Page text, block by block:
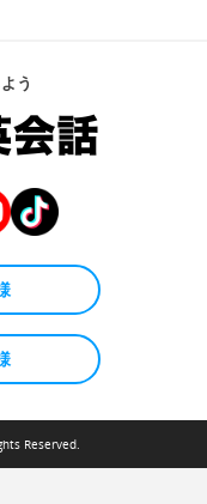
う
Reserved.